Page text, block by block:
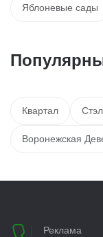
Яблоневые сады
Квартал
Воронежская
Реклама